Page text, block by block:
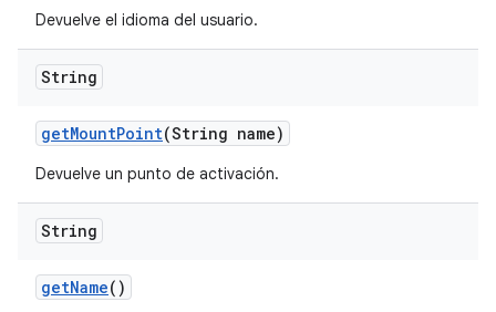
Devuelve el idioma del usuario.
String
getMountPoint(String name)
Devuelve un punto de activación.
String
getName()